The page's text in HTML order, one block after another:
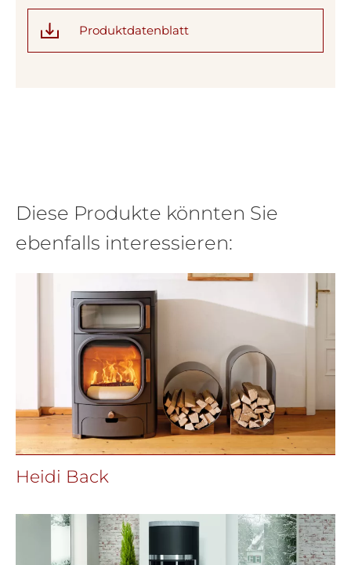
Produktdatenblatt
Diese Produkte könnten Sie
ebenfalls interessieren:
Heidi Back